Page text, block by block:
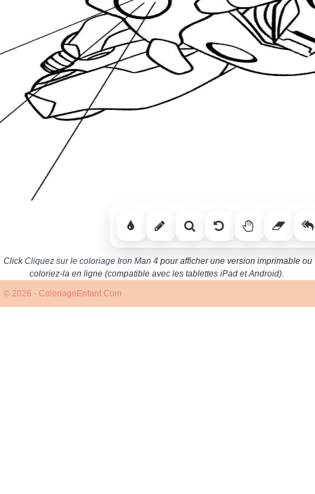
ClickCliquez sur le coloriage Iron Man 4pour afficher une version imprimable ou
coloriez-la en ligne (compatible avec les tablettes iPad et Android).
© 2026 - ColoriageEnfant.Com